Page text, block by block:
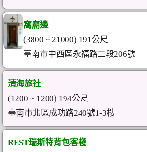
窩廟邊
(3800 ~ 21000) 191公尺
臺南市中西區永福路二段206號
清海旅社
(1200 ~ 1200) 194公尺
臺南市北區成功路240號1-3樓
REST瑞斯特背包客棧